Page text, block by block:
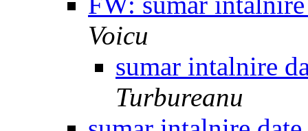
Voicu
sumar intalnire
Turbureanu